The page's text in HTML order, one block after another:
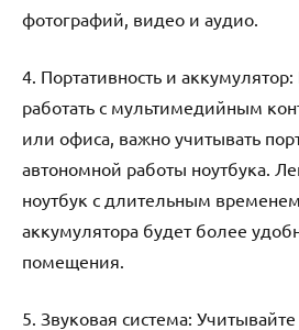
фотографий, видео и аудио.
4. Портативность и
работать с мультимедийным
или офиса, важно учитывать
автономной работы ноутбука.
ноутбук с длительным
аккумулятора будет более
помещения.
5. Звуковая система: Учитывайте